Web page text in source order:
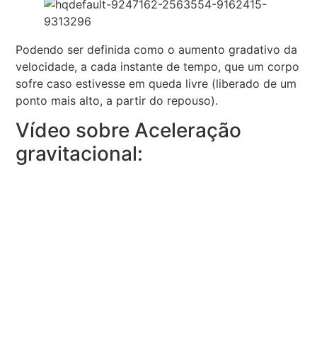
Podendo ser definida como o aumento gradativo da
velocidade, a cada instante de tempo, que um corpo
sofre caso estivesse em queda livre (liberado de um
ponto mais alto, a partir do repouso).
Vídeo sobre Aceleração
gravitacional: